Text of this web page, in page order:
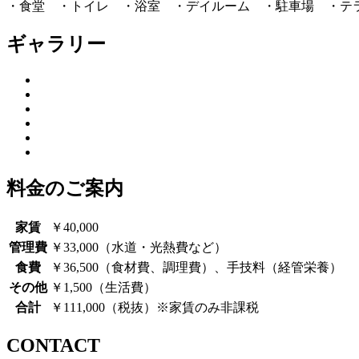
・食堂 ・トイレ ・浴室 ・デイルーム ・駐車場 ・テ
ギャラリー
料金のご案内
家賃
￥40,000
管理費 ￥33,000（水道・光熱費など）
食費
￥36,500（食材費、調理費）、手技料（経管栄養）
その他 ￥1,500（生活費）
合計
￥111,000（税抜）※家賃のみ非課税
CONTACT